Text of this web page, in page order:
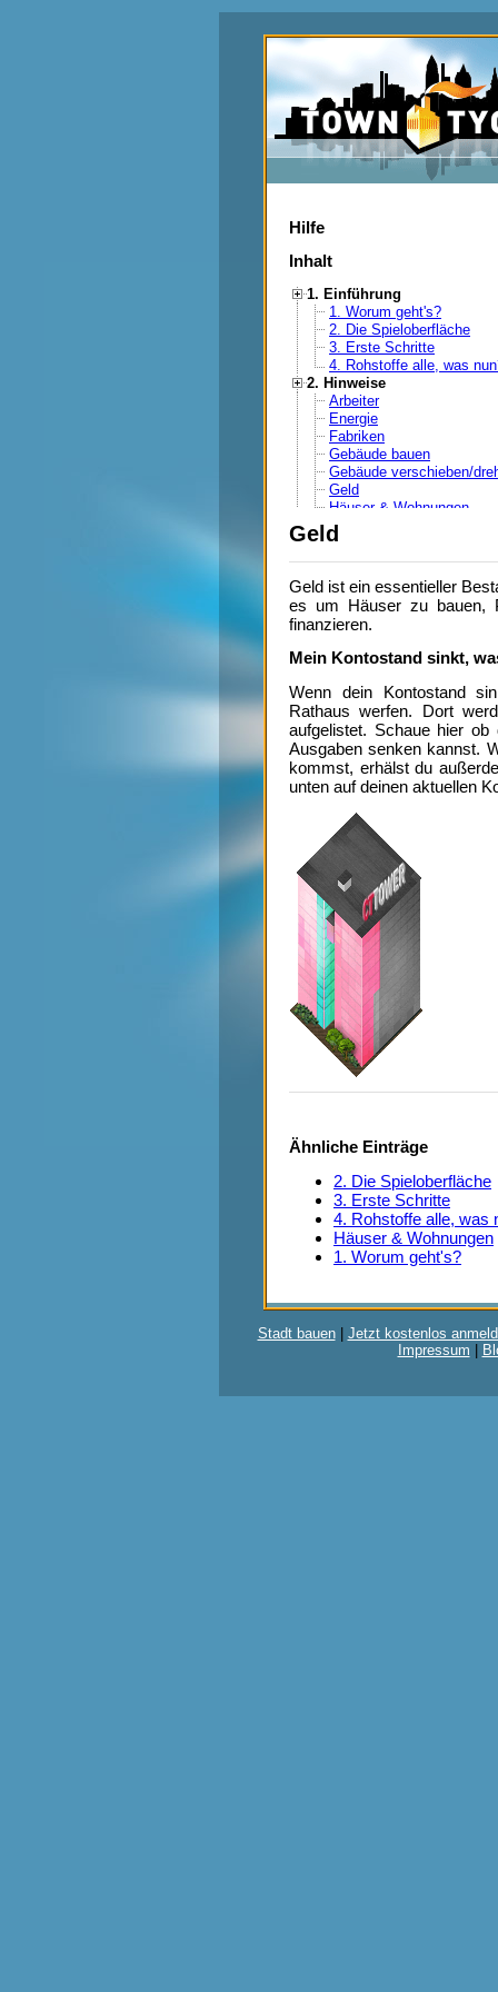
Hilfe
Inhalt
1. Einführung
1. Worum geht's?
2. Die Spieloberfläche
3. Erste Schritte
4. Rohstoffe alle, was
2. Hinweise
Arbeiter
Energie
Fabriken
Gebäude bauen
Gebäude verschieben/
Geld
Häuser & Wohnungen
Katastrophen
Medaillen
Produktion steigern
Stagnierende
3. Gebäude
Apotheke
Autobahn
Autobahnmeisterei
Bahnhof
Bank
Bauhof
Börse
Betonwerk
Bibliothek
Brücken
Bushaltestelle
Club
Feuerwehr
Flughafen
Gefängnis
Gerichtsgebäude
großes Bürogebäude
großes Wohnhaus
Hafen
Hotel
Imbiss
Kino
Kirche
Kita
Klärwerk
Kleiner Platz
kleines Bürogebäude
Krankenhaus
Lagerhalle
Marktplatz
Mülldeponie
mittleres Wohnhaus
Museum
Platz
Polizei
Raketenbasis
Sägewerk
Geld
Geld ist ein essentieller
es um Häuser zu bauen,
finanzieren.
Mein Kontostand sinkt,
Wenn dein Kontostand
Rathaus werfen. Dort
aufgelistet. Schaue hier
Ausgaben senken kannst.
kommst, erhälst du
unten auf deinen aktuellen
Ähnliche Einträge
2. Die Spieloberfläche
3. Erste Schritte
4. Rohstoffe alle, was
Häuser & Wohnungen
1. Worum geht's?
Stadt bauen| Jetzt kostenlos
Impressum